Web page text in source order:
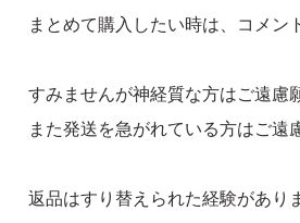
まとめて購入したい時は、コメン
すみませんが神経質な方はご遠慮
また発送を急がれている方はご遠
返品はすり替えられた経験があり